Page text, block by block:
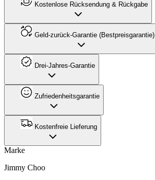
Kostenlose Rücksendung & Rückgabe
Geld-zurück-Garantie (Bestpreisgarantie)
Drei-Jahres-Garantie
Zufriedenheitsgarantie
Kostenfreie Lieferung
Marke
Jimmy Choo